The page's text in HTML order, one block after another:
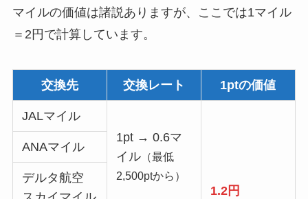
マイルの価値は諸説ありますが、ここでは1マイル
＝2円で計算しています。
交換先 交換レート 1ptの価値
JALマイル
1pt → 0.6マ
イル （最低
2,500ptから）
1.2円
ANAマイル
デルタ航空